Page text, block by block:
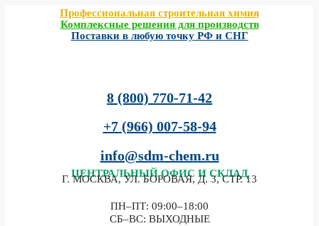
содержимому
Профессиональная строительная химия
Комплексные решения для производств
Поставки в любую точку РФ и СНГ
8 (800) 770-71-42
+7 (966) 007-58-94
info@sdm-chem.ru
ЦЕНТРАЛЬНЫЙ ОФИС И СКЛАД
Г. МОСКВА, УЛ. БОРОВАЯ, Д. 3, СТР. 13
ПН–ПТ: 09:00–18:00
СБ–ВС: ВЫХОДНЫЕ